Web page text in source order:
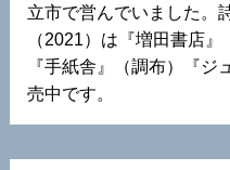
立市で営んでいました。
（2021）は『増田書店
『手紙舎』（調布）『ジ
売中です。